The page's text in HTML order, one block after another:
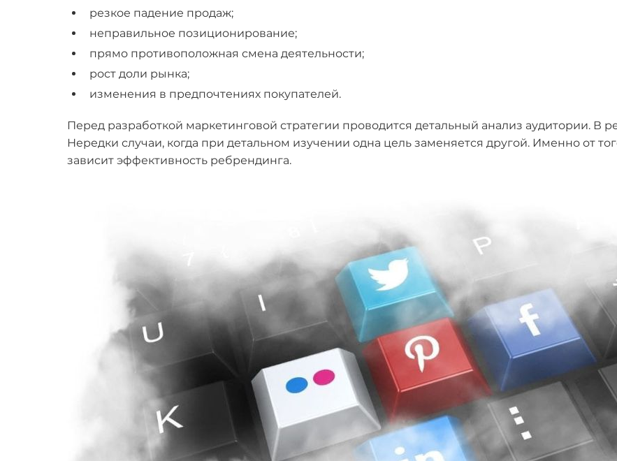
резкое падение продаж;
неправильное позиционирование;
прямо противоположная смена деятельности;
рост доли рынка;
изменения в предпочтениях покупателей.
Перед разработкой маркетинговой стратегии проводится детальный анализ аудитории. В
Нередки случаи, когда при детальном изучении одна цель заменяется другой. Именно от
зависит эффективность ребрендинга.